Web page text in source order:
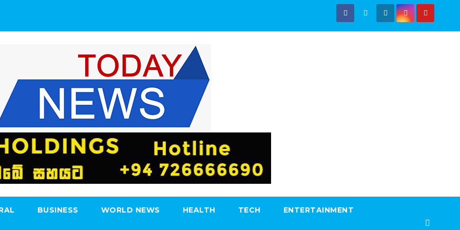
BUSINESS WORLD NEWS HEALTH TECH ENTERTAINMENT